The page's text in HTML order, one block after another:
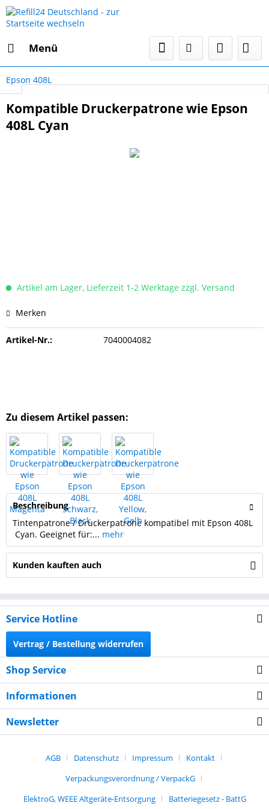
Menü
Epson 408L
Kompatible Druckerpatrone wie Epson
408L Cyan
Artikel am Lager, Lieferzeit 1-2 Werktage zzgl. Versand
Merken
Artikel-Nr.: 7040004082
Zu diesem Artikel passen:
Beschreibung
Tintenpatrone / Druckerpatrone kompatibel mit Epson 408L
Cyan. Geeignet für:... mehr
Kunden kauften auch
Service Hotline
Vertrag / Bestellung widerrufen
Shop Service
Informationen
Newsletter
AGB Datenschutz Impressum
Kontakt
Verpackungsverordnung / VerpackG
ElektroG, WEEE Altgeräte-Entsorgung
Batteriegesetz - BattG